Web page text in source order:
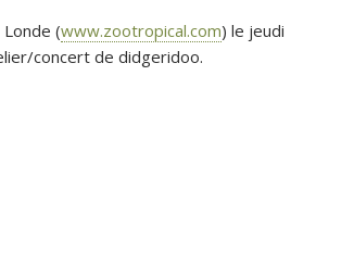
(www.zootropical.com) le jeudi
concert de didgeridoo.